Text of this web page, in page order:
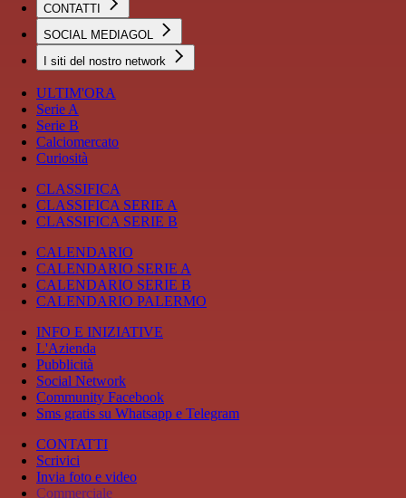
CONTATTI
SOCIAL MEDIAGOL
I siti del nostro network
ULTIM'ORA
Serie A
Serie B
Calciomercato
Curiosità
CLASSIFICA
CLASSIFICA SERIE A
CLASSIFICA SERIE B
CALENDARIO
CALENDARIO SERIE A
CALENDARIO SERIE B
CALENDARIO PALERMO
INFO E INIZIATIVE
L'Azienda
Pubblicità
Social Network
Community Facebook
Sms gratis su Whatsapp e Telegram
CONTATTI
Scrivici
Invia foto e video
Commerciale